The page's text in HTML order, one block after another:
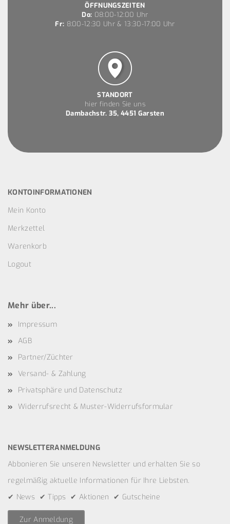
ÖFFNUNGSZEITEN
Do: 08:00-12:00 Uhr
Fr: 8:00-12:30 Uhr & 13:30-17:00 Uhr
STANDORT
hier finden Sie uns
Dambachstr. 35, 4451 Garsten
KONTOINFORMATIONEN
Mein Konto
Merkzettel
Warenkorb
Logout
Mehr über...
Impressum
AGB
Partner/Züchter
Versand- & Zahlung
Privatsphäre und Datenschutz
Widerrufsrecht & Muster-Widerrufsformular
NEWSLETTERANMELDUNG
Abbonieren Sie unseren Newsletter und erhalten Sie so
regelmäßig aktuelle Informationen für Ihre Liebsten.
✔ News ✔ Tipps ✔ Aktionen ✔ Gutscheine
Zur Anmeldung